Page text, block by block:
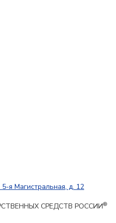
я Магистральная, д. 12
СРЕДСТВ РОССИИ®